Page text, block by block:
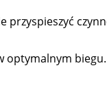
optymalnym biegu.